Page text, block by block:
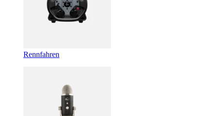
Rennfahren